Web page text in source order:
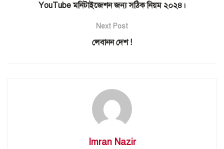
YouTube মনিটাইজেশন জন্য সঠিক নিয়ম ২০২৪।
Next Post
লেবানন দেশ !
Imran Nazir